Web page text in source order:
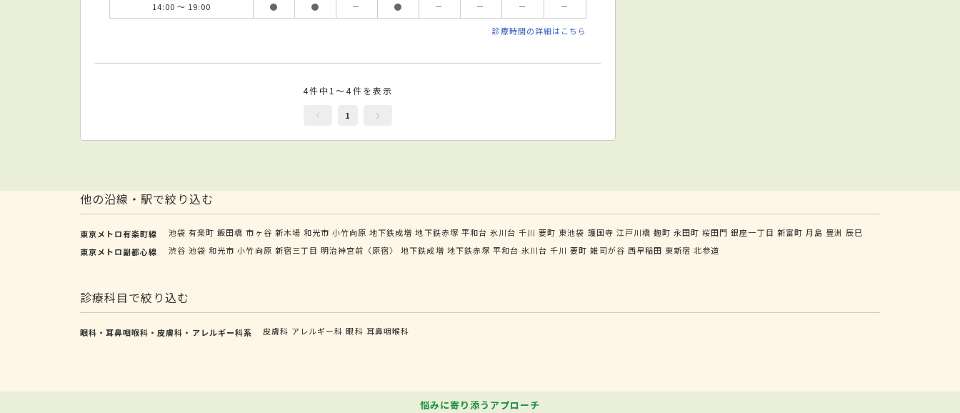
14:00 ～ 19:00
● ● － ● － － － －
診療時間の詳細はこちら
4件中1～4件を表示
1
他の沿線・駅で絞り込む
東京メトロ有楽町線 池袋 有楽町 飯田橋 市ヶ谷 新木場 和光市 小竹向原 地下鉄成増 地下鉄赤塚 平和台 氷川台 千川 要町 東池袋 護国寺 江戸川橋 麹町 永田町 桜田門 銀座一丁目 新富町 月島 豊洲 辰巳
東京メトロ副都心線
渋谷 池袋 和光市 小竹向原 新宿三丁目 明治神宮前〈原宿〉 地下鉄成増 地下鉄赤塚 平和台 氷川台 千川 要町 雑司が谷 西早稲田 東新宿 北参道
診療科目で絞り込む
眼科・耳鼻咽喉科・皮膚科・アレルギー科系 皮膚科 アレルギー科 眼科 耳鼻咽喉科
悩みに寄り添うアプローチ